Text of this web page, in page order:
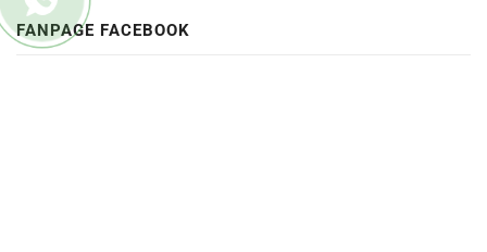
FANPAGE FACEBOOK